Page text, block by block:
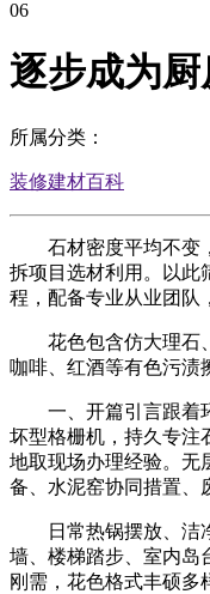
06
逐步成为
所属分类：
装修建材百科
石材密度平均不变，
拆项目选材利用。以此
程，配备专业从业团队
花色包含仿大理石、
咖啡、红酒等有色污渍
一、开篇引言跟着环
坏型格栅机，持久专注
地取现场办理经验。无
备、水泥窑协同措置、
日常热锅摆放、洁净
墙、楼梯踏步、室内岛
刚需，花色格式丰硕多